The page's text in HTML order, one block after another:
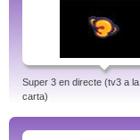
Super 3 en directe (tv3 a la
carta)